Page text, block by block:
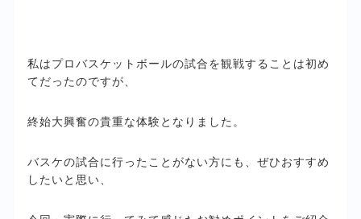
私はプロバスケットボールの試合を観戦することは初め
てだったのですが、
終始大興奮の貴重な体験となりました。
バスケの試合に行ったことがない方にも、ぜひおすすめ
したいと思い、